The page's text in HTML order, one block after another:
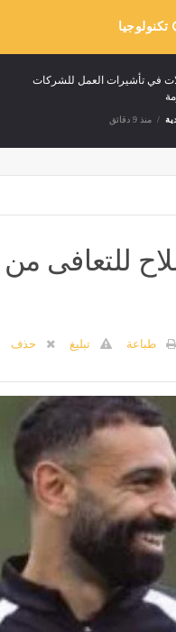
تكنولوجيا
وإصلاحات شاملة بالتعليم
منذ 9 دقائق
للتعافى من
طباعة تبليغ حذف